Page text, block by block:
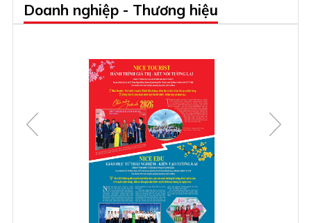
Doanh nghiệp - Thương hiệu